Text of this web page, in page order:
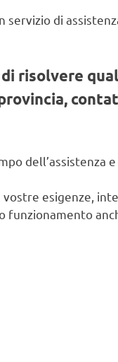
di
risolvere
dell’assistenza
esigenze,